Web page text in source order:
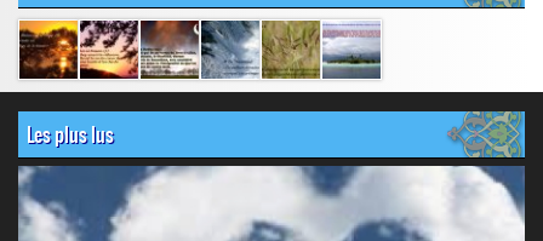
Les plus lus